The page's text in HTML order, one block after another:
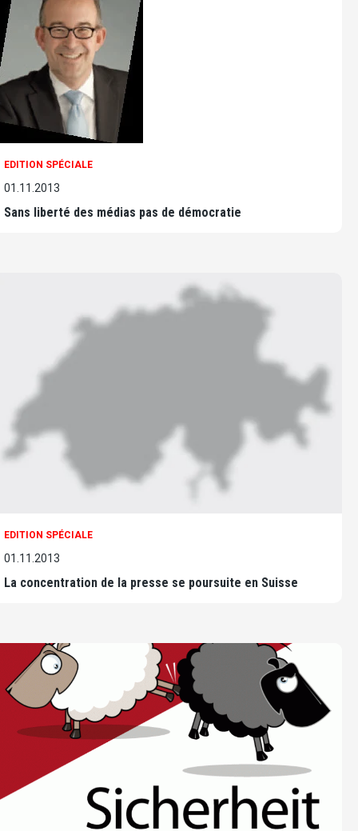
EDITION SPÉCIALE
01.11.2013
Sans liberté des médias pas de démocratie
EDITION SPÉCIALE
01.11.2013
La concentration de la presse se poursuite en Suisse